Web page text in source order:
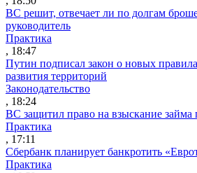
ВС решит, отвечает ли по долгам
руководитель
Практика
, 18:47
Путин подписал закон о новых
развития территорий
Законодательство
, 18:24
ВС защитил право на взыскание займа
Практика
, 17:11
Сбербанк планирует банкротить
Практика